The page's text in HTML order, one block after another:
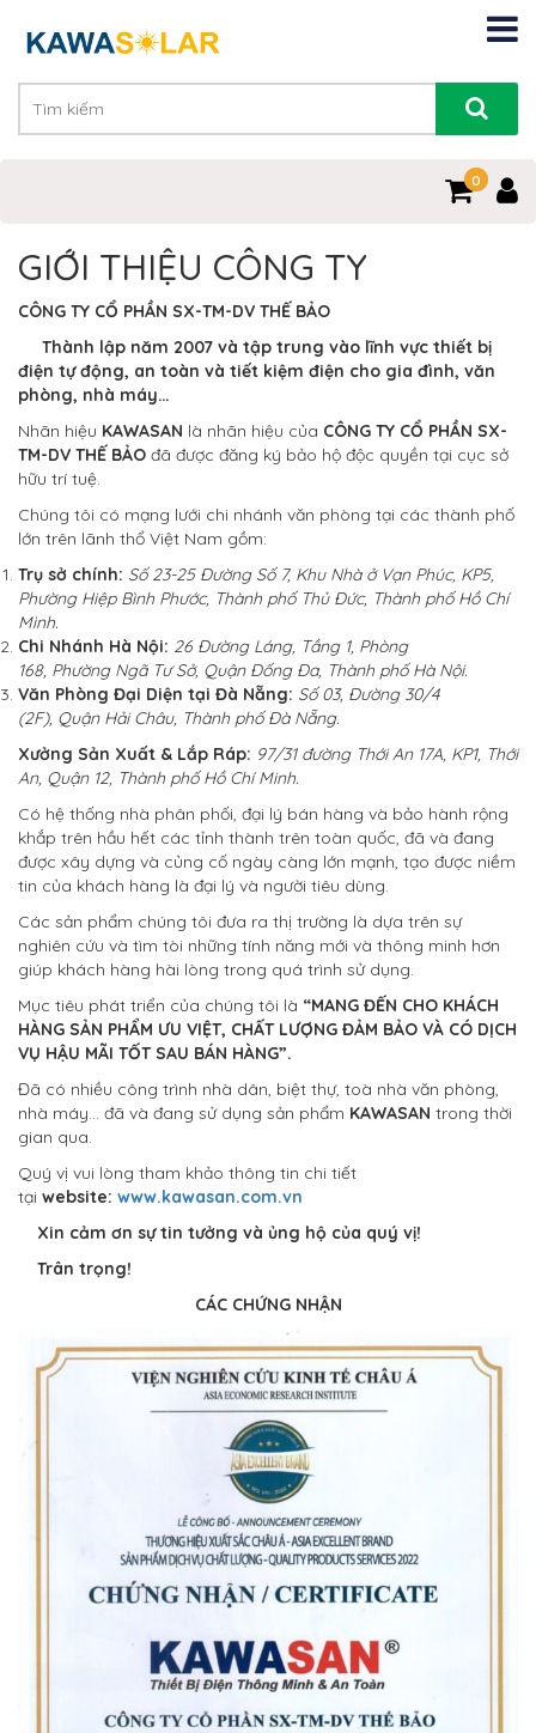
0
0
GIỚI THIỆU CÔNG TY
CÔNG TY CỔ PHẦN SX-TM-DV THẾ BẢO
Thành lập năm 2007 và tập trung vào lĩnh vực thiết bị
điện tự động, an toàn và tiết kiệm điện cho gia đình, văn
phòng, nhà máy…
Nhãn hiệu KAWASAN là nhãn hiệu của CÔNG TY CỔ PHẦN SX-
TM-DV THẾ BẢO đã được đăng ký bảo hộ độc quyền tại cục sở
hữu trí tuệ.
Chúng tôi có mạng lưới chi nhánh văn phòng tại các thành phố
lớn trên lãnh thổ Việt Nam gồm:
Trụ sở chính: Số 23-25 Đường Số 7, Khu Nhà ở Vạn Phúc, KP5,
Phường Hiệp Bình Phước, Thành phố Thủ Đức, Thành phố Hồ Chí
Minh.
Chi Nhánh Hà Nội: 26 Đường Láng, Tầng 1, Phòng
168, Phường Ngã Tư Sở, Quận Đống Đa, Thành phố Hà Nội.
Văn Phòng Đại Diện tại Đà Nẵng: Số 03, Đường 30/4
(2F), Quận Hải Châu, Thành phố Đà Nẵng.
Xưởng Sản Xuất & Lắp Ráp: 97/31 đường Thới An 17A, KP1, Thới
An, Quận 12, Thành phố Hồ Chí Minh.
Có hệ thống nhà phân phối, đại lý bán hàng và bảo hành rộng
khắp trên hầu hết các tỉnh thành trên toàn quốc, đã và đang
được xây dựng và củng cố ngày càng lớn mạnh, tạo được niềm
tin của khách hàng là đại lý và người tiêu dùng.
Các sản phẩm chúng tôi đưa ra thị trường là dựa trên sự
nghiên cứu và tìm tòi những tính năng mới và thông minh hơn
giúp khách hàng hài lòng trong quá trình sử dụng.
Mục tiêu phát triển của chúng tôi là “MANG ĐẾN CHO KHÁCH
HÀNG SẢN PHẨM ƯU VIỆT, CHẤT LƯỢNG ĐẢM BẢO VÀ CÓ DỊCH
VỤ HẬU MÃI TỐT SAU BÁN HÀNG”.
Đã có nhiều công trình nhà dân, biệt thự, toà nhà văn phòng,
nhà máy… đã và đang sử dụng sản phẩm KAWASAN trong thời
gian qua.
Quý vị vui lòng tham khảo thông tin chi tiết
tại website: www.kawasan.com.vn
Xin cảm ơn sự tin tưởng và ủng hộ của quý vị!
Trân trọng!
CÁC CHỨNG NHẬN